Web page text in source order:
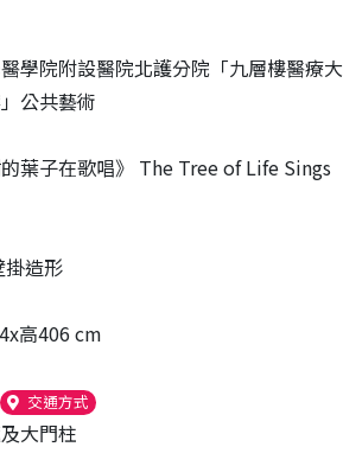
學院附設醫院北護分院「九層樓醫療大
公共藝術
的葉子在歌唱》 The Tree of Life Sings
掛造形
高406 cm
交通方式（另開新視窗）
大門柱